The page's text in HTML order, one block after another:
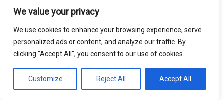
We value your privacy
We use cookies to enhance your browsing experience, serve
personalized ads or content, and analyze our traffic. By
clicking "Accept All", you consent to our use of cookies.
Customize Reject All Accept All
Liebsten ohne Ablenkungen wie Handys oder Fernseher.
Geborgenheit und Glück finden im eigenen Zuhause – das ist
Hygge! Verwandeln Sie Ihre vier Wände in einen Rückzugsort
voller Behaglichkeit und laden Sie Ihre Sinne zum Verweilen
ein. Von stimmungsvoller Beleuchtung über sanfte Farben bis
hin zur Auswahl der richtigen Materialien – jede Kleinigkeit
trägt dazu bei, eine gemütliche Atmosphäre zu zaubern.